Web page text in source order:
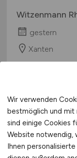
Witzenmann
gestern
Xanten
Wir verwenden
bestmöglich und mit
sind einige Cookies
Website notwendig,
Ihnen